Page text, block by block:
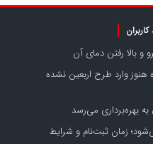
بالا رفتن دمای آن
هنوز وارد طرح اربعین نشده
به بهره‌برداری می‌رسد
زمان ثبت‌نام و شرایط